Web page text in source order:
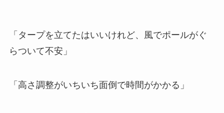
「タープを立てたはいいけれど、風でポールがぐ
らついて不安」
「高さ調整がいちいち面倒で時間がかかる」